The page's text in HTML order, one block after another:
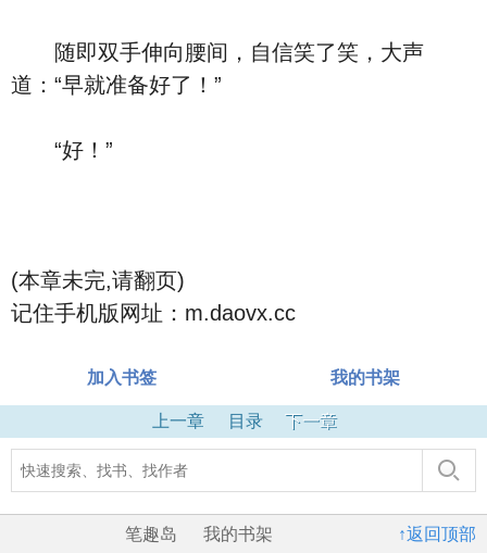
随即双手伸向腰间，自信笑了笑，大声
道：“早就准备好了！”
“好！”
(本章未完,请翻页)
记住手机版网址：m.daovx.cc
加入书签 我的书架
上一章 目录 下一章
↑返回顶部
笔趣岛 我的书架